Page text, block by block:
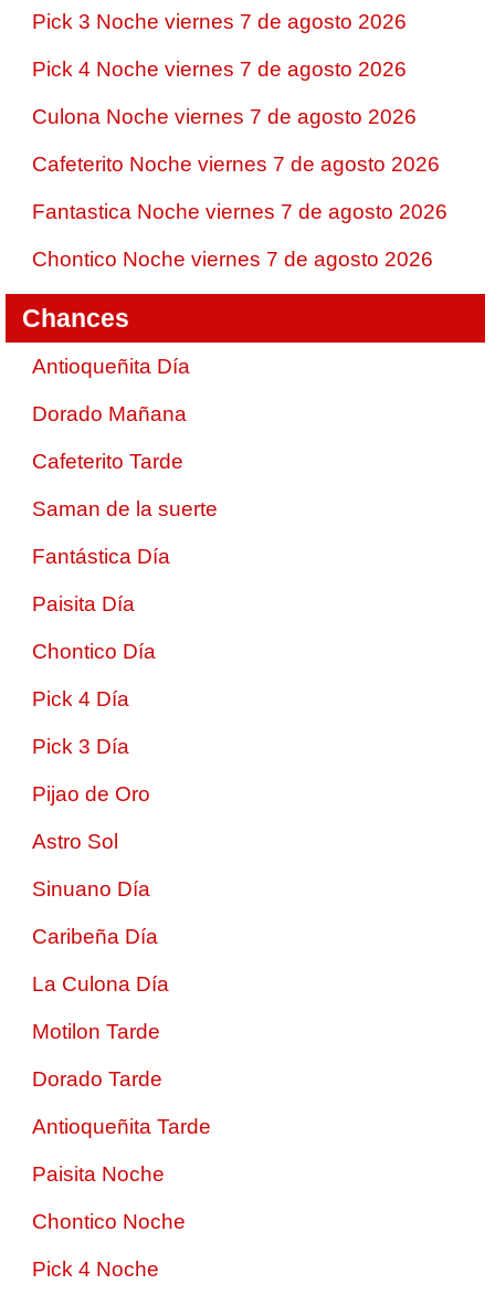
Pick 3 Noche viernes 7 de agosto 2026
Pick 4 Noche viernes 7 de agosto 2026
Culona Noche viernes 7 de agosto 2026
Cafeterito Noche viernes 7 de agosto 2026
Fantastica Noche viernes 7 de agosto 2026
Chontico Noche viernes 7 de agosto 2026
Chances
Antioqueñita Día
Dorado Mañana
Cafeterito Tarde
Saman de la suerte
Fantástica Día
Paisita Día
Chontico Día
Pick 4 Día
Pick 3 Día
Pijao de Oro
Astro Sol
Sinuano Día
Caribeña Día
La Culona Día
Motilon Tarde
Dorado Tarde
Antioqueñita Tarde
Paisita Noche
Chontico Noche
Pick 4 Noche